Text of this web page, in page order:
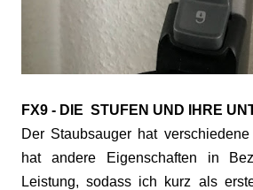
FX9 - DIE STUFEN UND IHRE
Der Staubsauger hat
hat andere Eigenschaften in
Leistung, sodass ich kurz als